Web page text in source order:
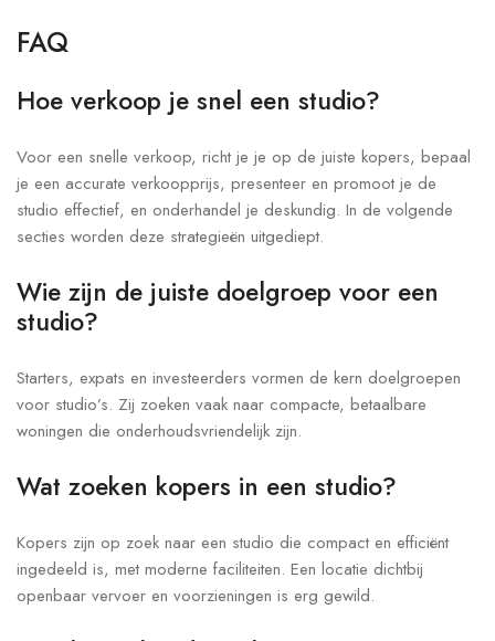
FAQ
Hoe verkoop je snel een studio?
Voor een snelle verkoop, richt je je op de juiste kopers, bepaal
je een accurate verkoopprijs, presenteer en promoot je de
studio effectief, en onderhandel je deskundig. In de volgende
secties worden deze strategieën uitgediept.
Wie zijn de juiste doelgroep voor een
studio?
Starters, expats en investeerders vormen de kern doelgroepen
voor studio’s. Zij zoeken vaak naar compacte, betaalbare
woningen die onderhoudsvriendelijk zijn.
Wat zoeken kopers in een studio?
Kopers zijn op zoek naar een studio die compact en efficiënt
ingedeeld is, met moderne faciliteiten. Een locatie dichtbij
openbaar vervoer en voorzieningen is erg gewild.